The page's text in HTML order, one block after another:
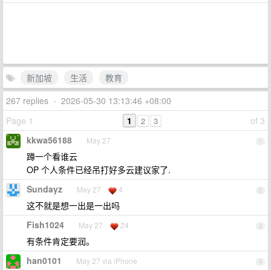
新加坡 生活
教育
267 replies • 2026-05-30 13:13:46 +08:00
Page 1
of 3
1 2 3
1
kkwa56188 May 27
蹲一个看谁云
OP 个人条件已经吊打好多云建议家了.
2
Sundayz May 27 4
这不就是想一出是一出吗
3
Fish1024 May 27 24
有条件肯定要润。
4
han0101 May 27 via iPhone